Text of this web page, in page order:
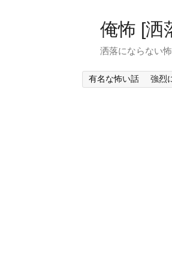
俺怖 [洒
洒落にならない
有名な怖い話 強烈